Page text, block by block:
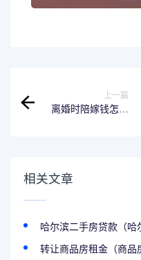
上一篇
离婚时陪嫁钱怎样
相关文章
哈尔滨二手房贷款（哈
转让商品房租金（商品